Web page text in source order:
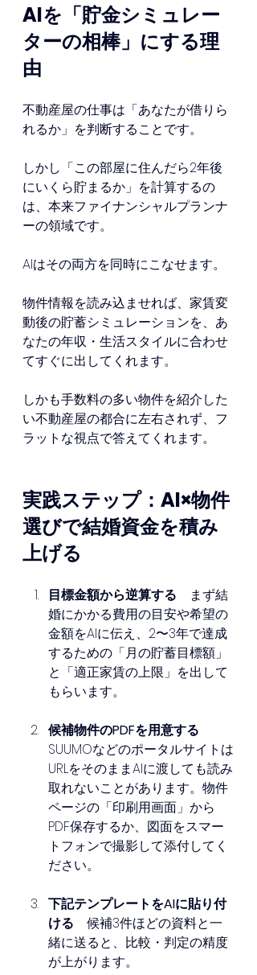
AIを「貯金シミュレー
ターの相棒」にする理
由
不動産屋の仕事は「あなたが借りら
れるか」を判断することです。
しかし「この部屋に住んだら2年後
にいくら貯まるか」を計算するの
は、本来ファイナンシャルプランナ
ーの領域です。
AIはその両方を同時にこなせます。
物件情報を読み込ませれば、家賃変
動後の貯蓄シミュレーションを、あ
なたの年収・生活スタイルに合わせ
てすぐに出してくれます。
しかも手数料の多い物件を紹介した
い不動産屋の都合に左右されず、フ
ラットな視点で答えてくれます。
実践ステップ：AI×物件
選びで結婚資金を積み
上げる
目標金額から逆算する まず結
婚にかかる費用の目安や希望の
金額をAIに伝え、2〜3年で達成
するための「月の貯蓄目標額」
と「適正家賃の上限」を出して
もらいます。
候補物件のPDFを用意する
SUUMOなどのポータルサイトは
URLをそのままAIに渡しても読み
取れないことがあります。物件
ページの「印刷用画面」から
PDF保存するか、図面をスマー
トフォンで撮影して添付してく
ださい。
下記テンプレートをAIに貼り付
ける 候補3件ほどの資料と一
緒に送ると、比較・判定の精度
が上がります。